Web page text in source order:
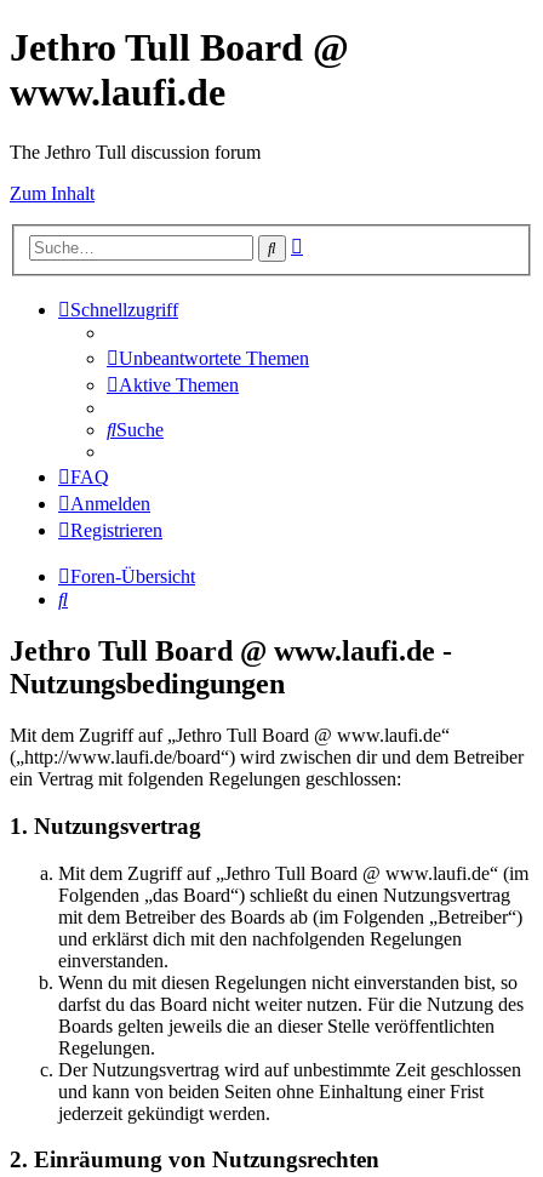
Jethro Tull Board @
www.laufi.de
The Jethro Tull discussion forum
Zum Inhalt
Suche
Schnellzugriff
Unbeantwortete Themen
Aktive Themen
Suche
FAQ
Anmelden
Registrieren
Foren-Übersicht
Suche
Jethro Tull Board @ www.laufi.de -
Nutzungsbedingungen
Mit dem Zugriff auf „Jethro Tull Board @ www.laufi.de“
(„http://www.laufi.de/board“) wird zwischen dir und dem Betreiber
ein Vertrag mit folgenden Regelungen geschlossen:
1. Nutzungsvertrag
Mit dem Zugriff auf „Jethro Tull Board @ www.laufi.de“ (im
Folgenden „das Board“) schließt du einen Nutzungsvertrag
mit dem Betreiber des Boards ab (im Folgenden „Betreiber“)
und erklärst dich mit den nachfolgenden Regelungen
einverstanden.
Wenn du mit diesen Regelungen nicht einverstanden bist, so
darfst du das Board nicht weiter nutzen. Für die Nutzung des
Boards gelten jeweils die an dieser Stelle veröffentlichten
Regelungen.
Der Nutzungsvertrag wird auf unbestimmte Zeit geschlossen
und kann von beiden Seiten ohne Einhaltung einer Frist
jederzeit gekündigt werden.
2. Einräumung von Nutzungsrechten